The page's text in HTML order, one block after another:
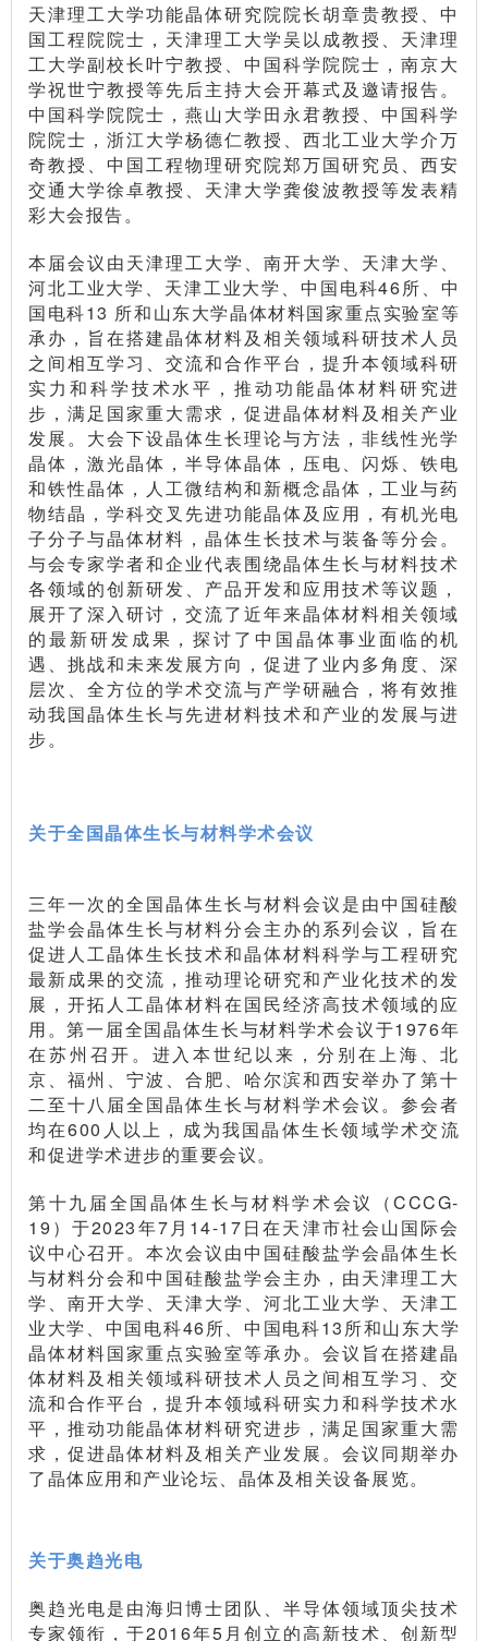
天津理工大学功能晶体研究院院长胡章贵教授、中
国工程院院士，天津理工大学吴以成教授、天津理
工大学副校长叶宁教授、中国科学院院士，南京大
学祝世宁教授等先后主持大会开幕式及邀请报告。
中国科学院院士，燕山大学田永君教授、中国科学
院院士，浙江大学杨德仁教授、西北工业大学介万
奇教授、中国工程物理研究院郑万国研究员、西安
交通大学徐卓教授、天津大学龚俊波教授等发表精
彩大会报告。
本届会议由天津理工大学、南开大学、天津大学、
河北工业大学、天津工业大学、中国电科46所、中
国电科13 所和山东大学晶体材料国家重点实验室等
承办，旨在搭建晶体材料及相关领域科研技术人员
之间相互学习、交流和合作平台，提升本领域科研
实力和科学技术水平，推动功能晶体材料研究进
步，满足国家重大需求，促进晶体材料及相关产业
发展。大会下设晶体生长理论与方法，非线性光学
晶体，激光晶体，半导体晶体，压电、闪烁、铁电
和铁性晶体，人工微结构和新概念晶体，工业与药
物结晶，学科交叉先进功能晶体及应用，有机光电
子分子与晶体材料，晶体生长技术与装备等分会。
与会专家学者和企业代表围绕晶体生长与材料技术
各领域的创新研发、产品开发和应用技术等议题，
展开了深入研讨，交流了近年来晶体材料相关领域
的最新研发成果，探讨了中国晶体事业面临的机
遇、挑战和未来发展方向，促进了业内多角度、深
层次、全方位的学术交流与产学研融合，将有效推
动我国晶体生长与先进材料技术和产业的发展与进
步。
关于全国晶体生长与材料学术会议
三年一次的全国晶体生长与材料会议是由中国硅酸
盐学会晶体生长与材料分会主办的系列会议，旨在
促进人工晶体生长技术和晶体材料科学与工程研究
最新成果的交流，推动理论研究和产业化技术的发
展，开拓人工晶体材料在国民经济高技术领域的应
用。第一届全国晶体生长与材料学术会议于1976年
在苏州召开。进入本世纪以来，分别在上海、北
京、福州、宁波、合肥、哈尔滨和西安举办了第十
二至十八届全国晶体生长与材料学术会议。参会者
均在600人以上，成为我国晶体生长领域学术交流
和促进学术进步的重要会议。
第十九届全国晶体生长与材料学术会议（CCCG-
19）于2023年7月14-17日在天津市社会山国际会
议中心召开。本次会议由中国硅酸盐学会晶体生长
与材料分会和中国硅酸盐学会主办，由天津理工大
学、南开大学、天津大学、河北工业大学、天津工
业大学、中国电科46所、中国电科13所和山东大学
晶体材料国家重点实验室等承办。会议旨在搭建晶
体材料及相关领域科研技术人员之间相互学习、交
流和合作平台，提升本领域科研实力和科学技术水
平，推动功能晶体材料研究进步，满足国家重大需
求，促进晶体材料及相关产业发展。会议同期举办
了晶体应用和产业论坛、晶体及相关设备展览。
关于奥趋光电
奥趋光电是由海归博士团队、半导体领域顶尖技术
专家领衔，于2016年5月创立的高新技术、创新型